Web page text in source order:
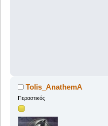
Tolis_AnathemA
Περαστικός